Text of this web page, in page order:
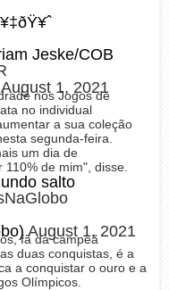
Jeske/COB
August 1, 2021
nos Jogos de
no individual
a sua coleção
segunda-feira.
um dia de
de mim", disse.
salto
August 1, 2021
fã da campeã
duas conquistas, é a
a conquistar o ouro e a
Olímpicos.